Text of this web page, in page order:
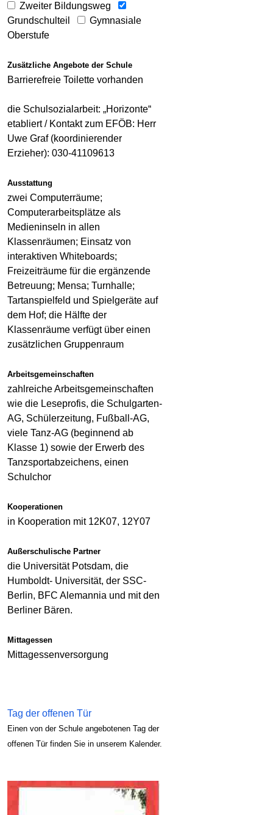
Zweiter Bildungsweg
Grundschulteil
Gymnasiale
Oberstufe
Zusätzliche Angebote der Schule
Barrierefreie Toilette vorhanden
die Schulsozialarbeit: „Horizonte“
etabliert / Kontakt zum EFÖB: Herr
Uwe Graf (koordinierender
Erzieher): 030-41109613
Ausstattung
zwei Computerräume;
Computerarbeitsplätze als
Medieninseln in allen
Klassenräumen; Einsatz von
interaktiven Whiteboards;
Freizeiträume für die ergänzende
Betreuung; Mensa; Turnhalle;
Tartanspielfeld und Spielgeräte auf
dem Hof; die Hälfte der
Klassenräume verfügt über einen
zusätzlichen Gruppenraum
Arbeitsgemeinschaften
zahlreiche Arbeitsgemeinschaften
wie die Leseprofis, die Schulgarten-
AG, Schülerzeitung, Fußball-AG,
viele Tanz-AG (beginnend ab
Klasse 1) sowie der Erwerb des
Tanzsportabzeichens, einen
Schulchor
Kooperationen
in Kooperation mit 12K07, 12Y07
Außerschulische Partner
die Universität Potsdam, die
Humboldt- Universität, der SSC-
Berlin, BFC Alemannia und mit den
Berliner Bären.
Mittagessen
Mittagessenversorgung
Tag der offenen Tür
Einen von der Schule angebotenen Tag der
offenen Tür finden Sie in unserem Kalender.